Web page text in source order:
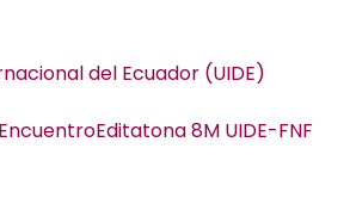
del Ecuador (UIDE)
8M UIDE-FNF